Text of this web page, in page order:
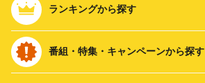
ランキングから探す
番組・特集・キャンペーンから探す